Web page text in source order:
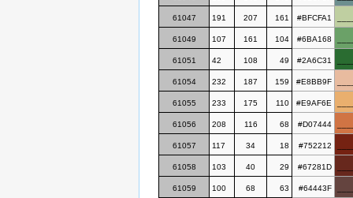
61047 191 207 161 #BFCFA1
61049 107 161 104 #6BA168
61051 42 108 49 #2A6C31
61054 232 187 159 #E8BB9F
61055 233 175 110 #E9AF6E
61056 208 116 68 #D07444
61057 117 34 18 #752212
61058 103 40 29 #67281D
61059 100 68 63 #64443F